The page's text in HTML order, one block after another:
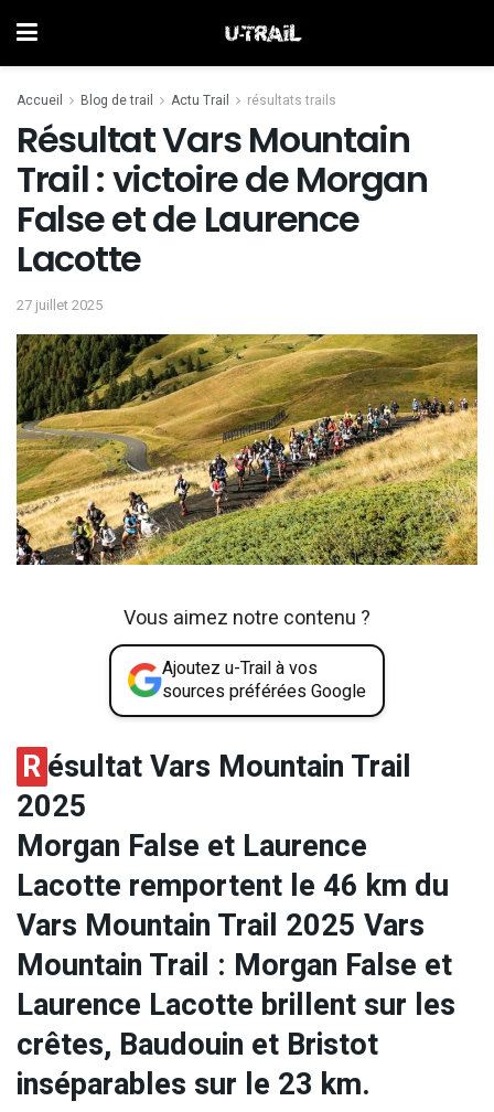
Accueil Blog de trail Actu Trail résultats trails
Résultat Vars Mountain
Trail : victoire de Morgan
False et de Laurence
Lacotte
27 juillet 2025
Vous aimez notre contenu ?
Ajoutez u-Trail à vos
sources préférées Google
Résultat Vars Mountain Trail
2025
Morgan False et Laurence
Lacotte remportent le 46 km du
Vars Mountain Trail 2025 Vars
Mountain Trail : Morgan False et
Laurence Lacotte brillent sur les
crêtes, Baudouin et Bristot
inséparables sur le 23 km.